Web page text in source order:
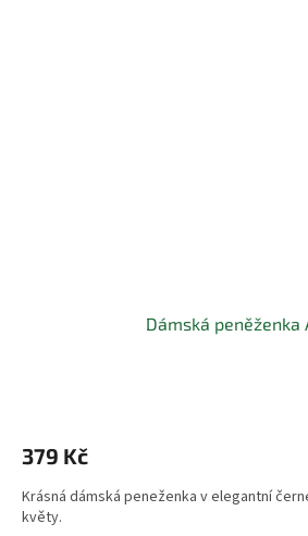
Dámská peněženka
379 Kč
Krásná dámská peneženka v elegantní
květy.